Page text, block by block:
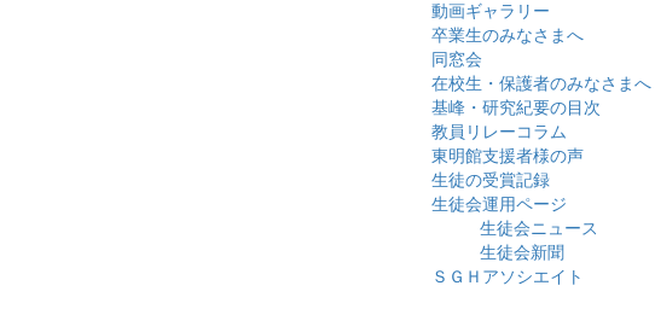
動画ギャラリー
卒業生のみなさまへ
同窓会
在校生・保護者のみなさまへ
基峰・研究紀要の目次
教員リレーコラム
東明館支援者様の声
生徒の受賞記録
生徒会運用ページ
生徒会ニュース
生徒会新聞
ＳＧＨアソシエイト